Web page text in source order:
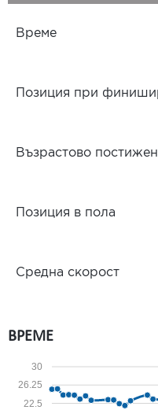
Време
Позиция при
Възрастово
Позиция в пола
Средна скорост
ВРЕМЕ
22.5
26.25
30